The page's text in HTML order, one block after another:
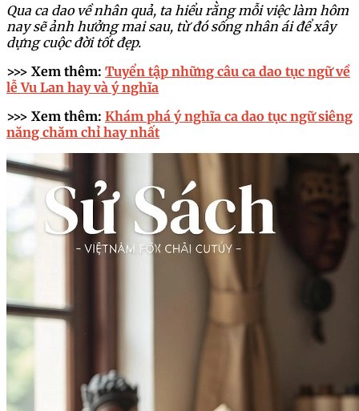
Qua ca dao về nhân quả, ta hiểu rằng mỗi việc làm hôm
nay sẽ ảnh hưởng mai sau, từ đó sống nhân ái để xây
dựng cuộc đời tốt đẹp.
>>> Xem thêm: Tuyển tập những câu ca dao tục ngữ về
lễ Vu Lan hay và ý nghĩa
>>> Xem thêm: Khám phá ý nghĩa ca dao tục ngữ siêng
năng chăm chỉ hay nhất